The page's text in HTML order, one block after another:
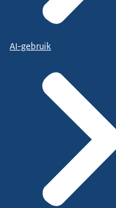
AI-gebruik